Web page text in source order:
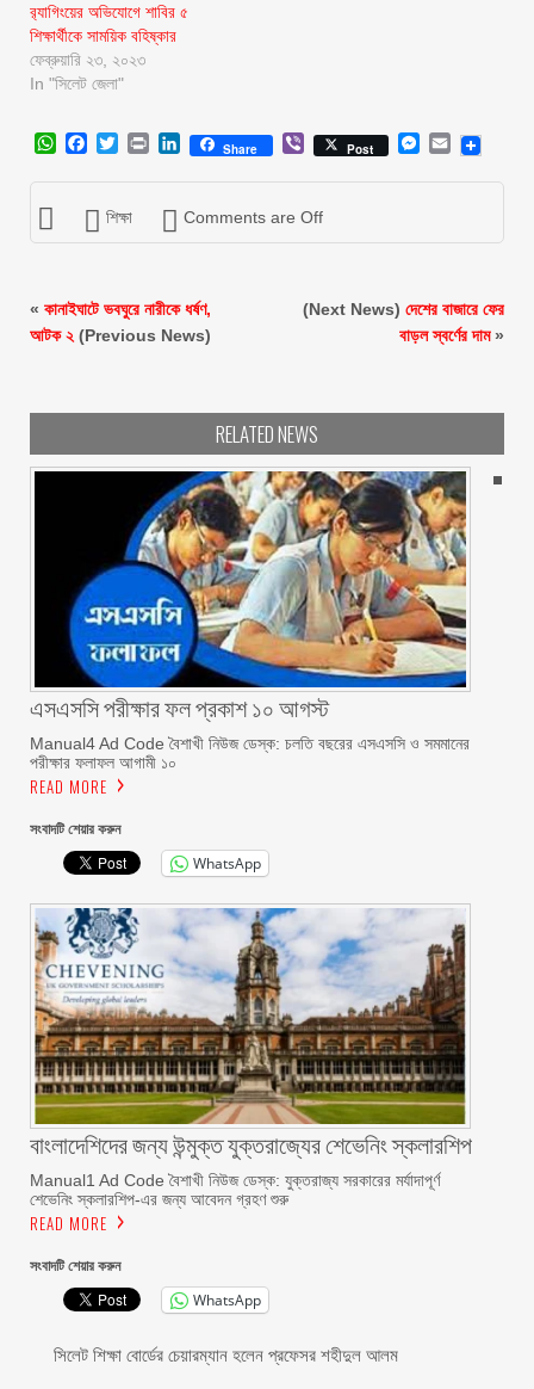
র‍্যাগিংয়ের অভিযোগে শাবির ৫
শিক্ষার্থীকে সাময়িক বহিষ্কার
ফেব্রুয়ারি ২৩, ২০২৩
In "সিলেট জেলা"
WhatsApp
Facebook
Twitter
Print LinkedIn
Share ViberPost Messenger
Email
শিক্ষা Comments are Off
« কানাইঘাটে ভবঘুরে নারীকে ধর্ষণ,
আটক ২ (Previous News)
(Next News) দেশের বাজারে ফের
বাড়ল স্বর্ণের দাম»
RELATED NEWS
এসএসসি পরীক্ষার ফল প্রকাশ ১০ আগস্ট
Manual4 Ad Code বৈশাখী নিউজ ডেস্ক: চলতি বছরের এসএসসি ও সমমানের
পরীক্ষার ফলাফল আগামী ১০
READ MORE
সংবাদটি শেয়ার করুন
WhatsApp
বাংলাদেশিদের জন্য উন্মুক্ত যুক্তরাজ্যের শেভেনিং স্কলারশিপ
Manual1 Ad Code বৈশাখী নিউজ ডেস্ক: যুক্তরাজ্য সরকারের মর্যাদাপূর্ণ
শেভেনিং স্কলারশিপ-এর জন্য আবেদন গ্রহণ শুরু
READ MORE
সংবাদটি শেয়ার করুন
WhatsApp
সিলেট শিক্ষা বোর্ডের চেয়ারম্যান হলেন প্রফেসর শহীদুল আলম